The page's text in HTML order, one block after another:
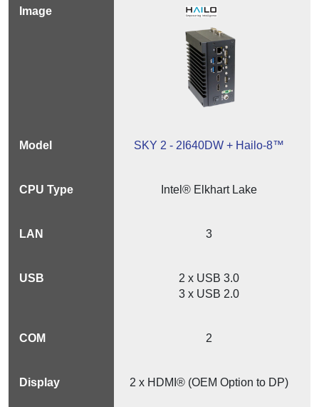
SKY 2 - 2I640DW + Hailo-8™
Intel® Elkhart Lake
3
2 x USB 3.0
3 x USB 2.0
2
2 x HDMI® (OEM Option to DP)